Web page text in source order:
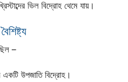
ভিল বিদ্রোহ থেমে যায়।
–
উপজাতি বিদ্রোহ।